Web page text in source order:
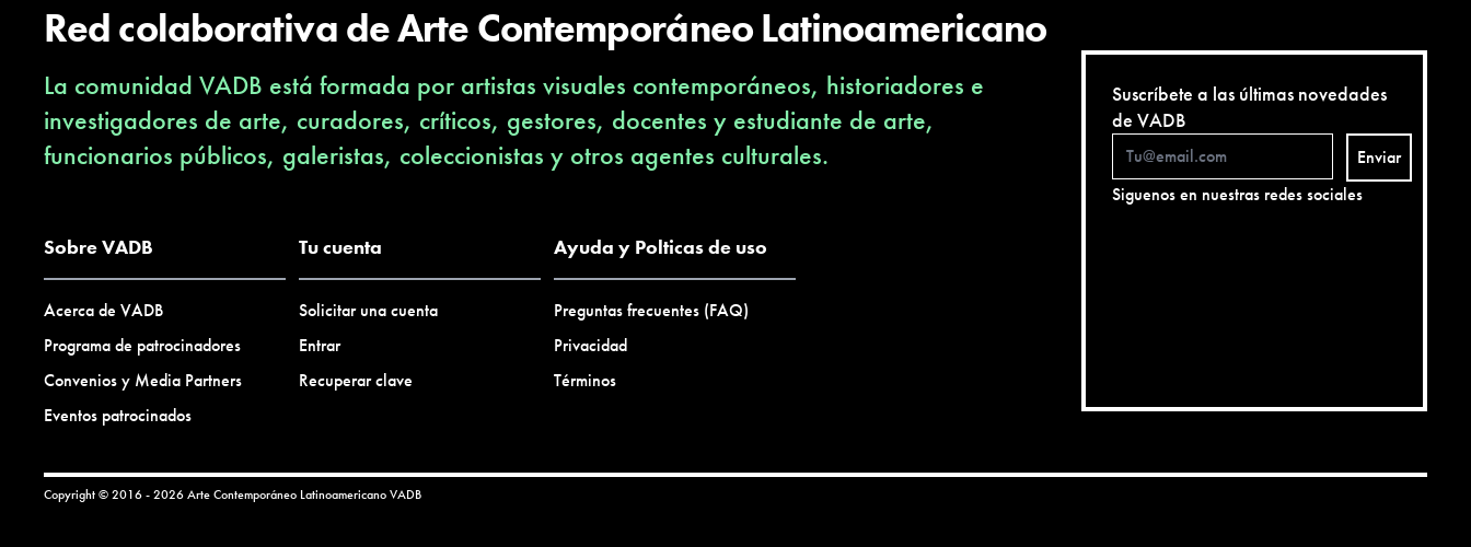
Red colaborativa de Arte Contemporáneo Latinoamericano
La comunidad VADB está formada por artistas visuales contemporáneos, historiadores e
investigadores de arte, curadores, críticos, gestores, docentes y estudiante de arte,
funcionarios públicos, galeristas, coleccionistas y otros agentes culturales.
Sobre VADB
Acerca de VADB
Programa de patrocinadores
Convenios y Media Partners
Eventos patrocinados
Tu cuenta
Solicitar una cuenta
Entrar
Recuperar clave
Ayuda y Polticas de uso
Preguntas frecuentes (FAQ)
Privacidad
Términos
Suscríbete a las últimas novedades
de VADB
Enviar
Siguenos en nuestras redes sociales
Copyright © 2016 - 2026 Arte Contemporáneo LatinoamericanoVADB